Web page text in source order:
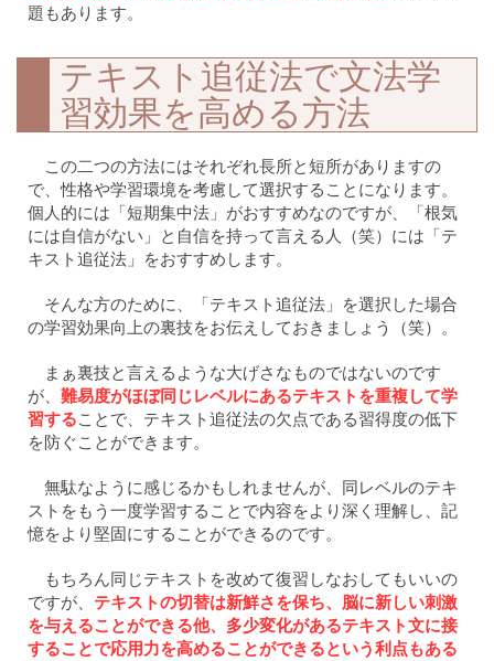
題もあります。
テキスト追従法で文法学
習効果を高める方法
この二つの方法にはそれぞれ長所と短所がありますの
で、性格や学習環境を考慮して選択することになります。
個人的には「短期集中法」がおすすめなのですが、「根気
には自信がない」と自信を持って言える人（笑）には「テ
キスト追従法」をおすすめします。
そんな方のために、「テキスト追従法」を選択した場合
の学習効果向上の裏技をお伝えしておきましょう（笑）。
まぁ裏技と言えるような大げさなものではないのです
が、 難易度がほぼ同じレベルにあるテキストを重複して学
習することで、テキスト追従法の欠点である習得度の低下
を防ぐことができます。
無駄なように感じるかもしれませんが、同レベルのテキ
ストをもう一度学習することで内容をより深く理解し、記
憶をより堅固にすることができるのです。
もちろん同じテキストを改めて復習しなおしてもいいの
ですが、 テキストの切替は新鮮さを保ち、脳に新しい刺激
を与えることができる他、多少変化があるテキスト文に接
することで応用力を高めることができるという利点もある